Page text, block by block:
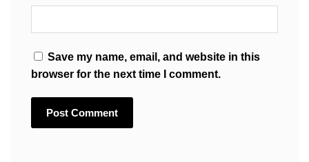
Save my name, email, and website in this
browser for the next time I comment.